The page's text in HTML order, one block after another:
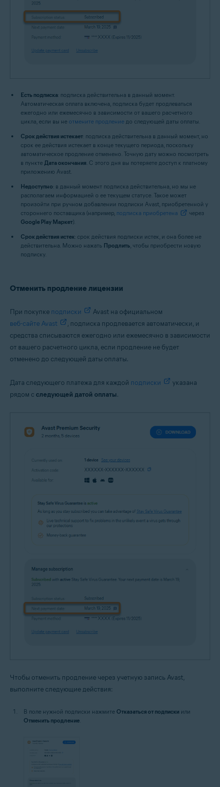
Есть подписка: подписка действительна в данный момент.
Автоматическая оплата включена, подписка будет продлеваться
ежегодно или ежемесячно в зависимости от вашего расчетного
цикла, если вы не отмените продление до следующей даты оплаты.
Срок действия истекает: подписка действительна в данный момент, но
срок ее действия истекает в конце текущего периода, поскольку
автоматическое продление отменено. Точную дату можно посмотреть
в пункте Дата окончания . С этого дня вы потеряете доступ к платному
приложению Avast.
Недоступно: в данный момент подписка действительна, но мы не
располагаем информацией о ее текущем статусе. Такое может
произойти при ручном добавлении подписки Avast, приобретенной у
стороннего поставщика (например, подписка приобретена
через
Google Play Маркет).
Срок действия истек: срок действия подписки истек, и она более не
действительна. Можно нажать Продлить , чтобы приобрести новую
подписку.
Отменить продление лицензии
При покупке подписки
Avast на официальном
веб-сайте Avast
, подписка продлевается автоматически, и
средства списываются ежегодно или ежемесячно в зависимости
от вашего расчетного цикла, если продление не будет
отменено до следующей даты оплаты.
Дата следующего платежа для каждой подписки
указана
рядом с следующей датой оплаты.
Чтобы отменить продление через учетную запись Avast,
выполните следующие действия:
В поле нужной подписки нажмите Отказаться от подписки или
Отменить продление